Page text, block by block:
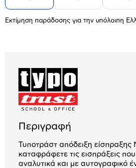
Εκτίμηση παράδοσης για την υπόλοιπη
Περιγραφή
Τυποτράστ απόδειξη είσπραξης
καταφράφετε τις εισπράξεις που
αναλυτικά και με αυτογραφικό